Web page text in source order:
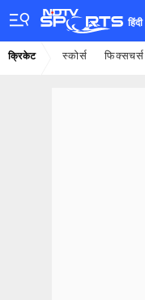
हिंदी
क्रिकेट स्कोर्स फिक्सचर्स